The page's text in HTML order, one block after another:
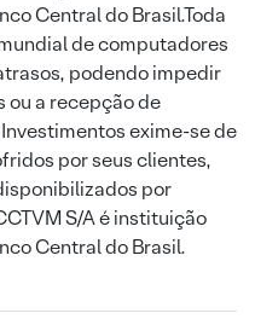
Central do Brasil.Toda
de computadores
podendo impedir
ou a recepção de
exime-se de
por seus clientes,
por
S/A é instituição
Central do Brasil.